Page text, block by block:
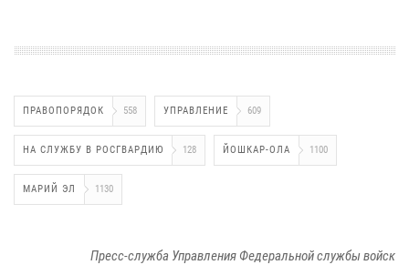
ПРАВОПОРЯДОК 558 УПРАВЛЕНИЕ 609
НА СЛУЖБУ В РОСГВАРДИЮ 128 ЙОШКАР-ОЛА 1100
МАРИЙ ЭЛ 1130
Пресс-служба Управления Федеральной службы войск